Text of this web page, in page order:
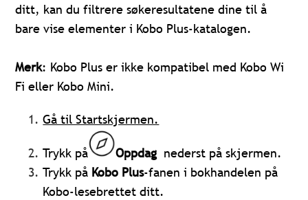
ditt, kan du filtrere søkeresultatene dine til å
bare vise elementer i Kobo Plus-katalogen.
Merk: Kobo Plus er ikke kompatibel med Kobo Wi
Fi eller Kobo Mini.
Gå til Startskjermen.
Trykk på Oppdag nederst på skjermen.
Trykk på Kobo Plus-fanen i bokhandelen på
Kobo-lesebrettet ditt.